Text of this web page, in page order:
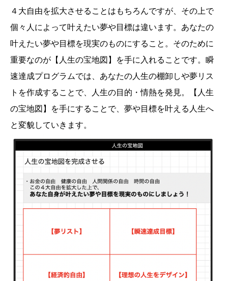
４大自由を拡大させることはもちろんですが、その上で
個々人によって叶えたい夢や目標は違います。あなたの
叶えたい夢や目標を現実のものにすること。そのために
重要なのが【人生の宝地図】を手に入れることです。瞬
速達成プログラムでは、あなたの人生の棚卸しや夢リス
トを作成することで、人生の目的・情熱を発見。【人生
の宝地図】を手にすることで、夢や目標を叶える人生へ
と変貌していきます。